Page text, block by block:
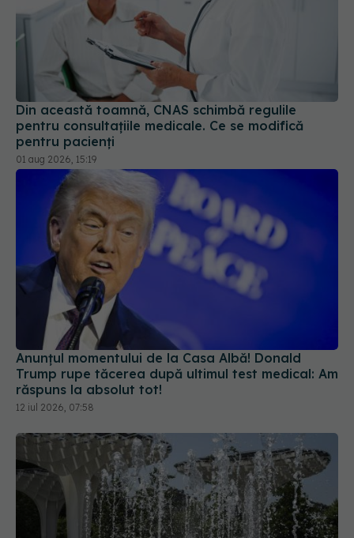
Din această toamnă, CNAS schimbă regulile
pentru consultațiile medicale. Ce se modifică
pentru pacienți
01 aug 2026, 15:19
Anunțul momentului de la Casa Albă! Donald
Trump rupe tăcerea după ultimul test medical: Am
răspuns la absolut tot!
12 iul 2026, 07:58